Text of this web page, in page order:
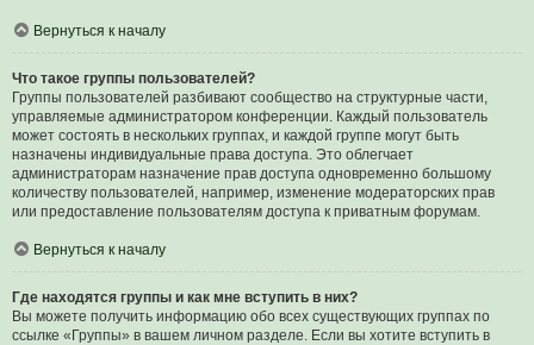
Вернуться к началу
Что такое группы пользователей?
Группы пользователей разбивают сообщество на структурные части,
управляемые администратором конференции. Каждый пользователь
может состоять в нескольких группах, и каждой группе могут быть
назначены индивидуальные права доступа. Это облегчает
администраторам назначение прав доступа одновременно большому
количеству пользователей, например, изменение модераторских прав
или предоставление пользователям доступа к приватным форумам.
Вернуться к началу
Где находятся группы и как мне вступить в них?
Вы можете получить информацию обо всех существующих группах по
ссылке «Группы» в вашем личном разделе. Если вы хотите вступить в